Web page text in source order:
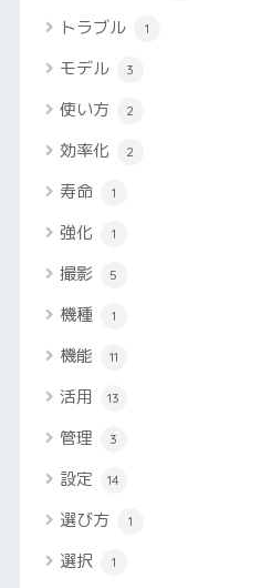
トラブル 1
モデル 3
使い方 2
効率化 2
寿命 1
強化 1
撮影 5
機種 1
機能 11
活用 13
管理 3
設定 14
選び方 1
選択 1